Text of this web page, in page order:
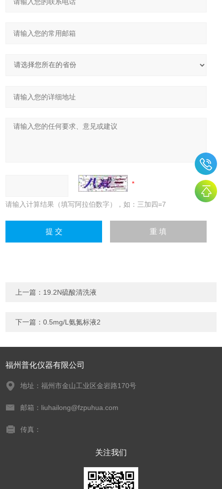
请输入计算结果（填写阿拉伯数字），如：三加四=7
上一篇： 19.2N硫酸清洗液
下一篇：0.5mg/L氨氮标液2
福州普化仪器有限公司
地址：福州市金山工业区金岩路170号
邮箱：liuhailong@fzpuhua.com
传真：
关注我们